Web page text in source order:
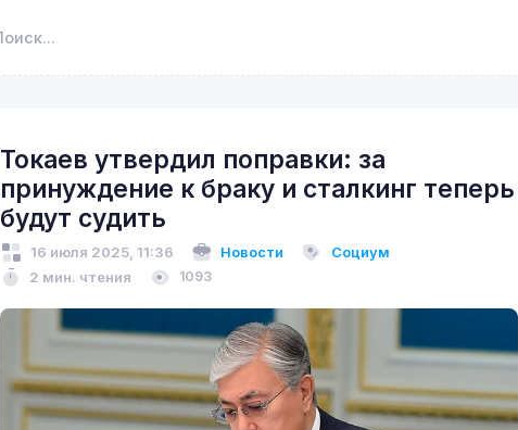
Токаев утвердил поправки: за
принуждение к браку и сталкинг теперь
будут судить
16 июля 2025, 11:36 Новости
Социум
2 мин. чтения
1093